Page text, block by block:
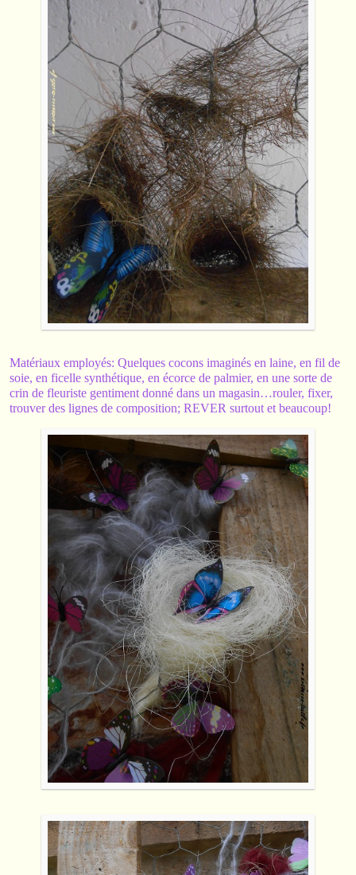
Matériaux employés: Quelques cocons imaginés en laine, en fil de
soie, en ficelle synthétique, en écorce de palmier, en une sorte de
crin de fleuriste gentiment donné dans un magasin…rouler, fixer,
trouver des lignes de composition; REVER surtout et beaucoup!